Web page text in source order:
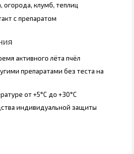
огорода, клумб, теплиц
с препаратом
активного лёта пчёл
препаратами без теста на
от +5°C до +30°C
индивидуальной защиты